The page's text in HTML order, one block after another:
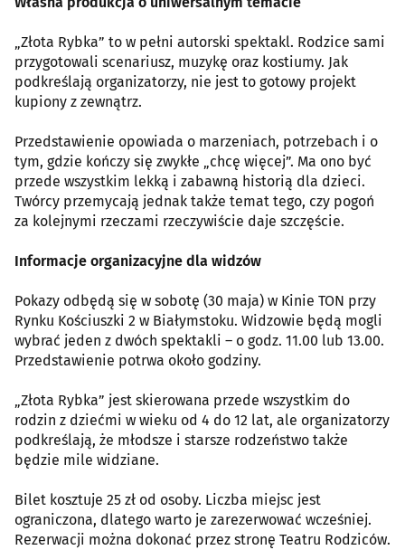
„Złota Rybka” to w pełni autorski spektakl. Rodzice sami
przygotowali scenariusz, muzykę oraz kostiumy. Jak
podkreślają organizatorzy, nie jest to gotowy projekt
kupiony z zewnątrz.
Przedstawienie opowiada o marzeniach, potrzebach i o
tym, gdzie kończy się zwykłe „chcę więcej”. Ma ono być
przede wszystkim lekką i zabawną historią dla dzieci.
Twórcy przemycają jednak także temat tego, czy pogoń
za kolejnymi rzeczami rzeczywiście daje szczęście.
Informacje organizacyjne dla widzów
Pokazy odbędą się w sobotę (30 maja) w Kinie TON przy
Rynku Kościuszki 2 w Białymstoku. Widzowie będą mogli
wybrać jeden z dwóch spektakli – o godz. 11.00 lub 13.00.
Przedstawienie potrwa około godziny.
„Złota Rybka” jest skierowana przede wszystkim do
rodzin z dziećmi w wieku od 4 do 12 lat, ale organizatorzy
podkreślają, że młodsze i starsze rodzeństwo także
będzie mile widziane.
Bilet kosztuje 25 zł od osoby. Liczba miejsc jest
ograniczona, dlatego warto je zarezerwować wcześniej.
Rezerwacji można dokonać przez stronę Teatru Rodziców.